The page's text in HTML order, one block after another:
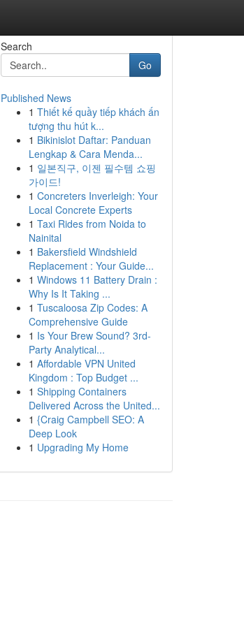
Search
Go
Published News
1 Thiết kế quầy tiếp khách ấn
tượng thu hút k...
1 Bikinislot Daftar: Panduan
Lengkap & Cara Menda...
1 일본직구, 이젠 필수템 쇼핑
가이드!
1 Concreters Inverleigh: Your
Local Concrete Experts
1 Taxi Rides from Noida to
Nainital
1 Bakersfield Windshield
Replacement : Your Guide...
1 Windows 11 Battery Drain :
Why Is It Taking ...
1 Tuscaloosa Zip Codes: A
Comprehensive Guide
1 Is Your Brew Sound? 3rd-
Party Analytical...
1 Affordable VPN United
Kingdom : Top Budget ...
1 Shipping Containers
Delivered Across the United...
1 {Craig Campbell SEO: A
Deep Look
1 Upgrading My Home